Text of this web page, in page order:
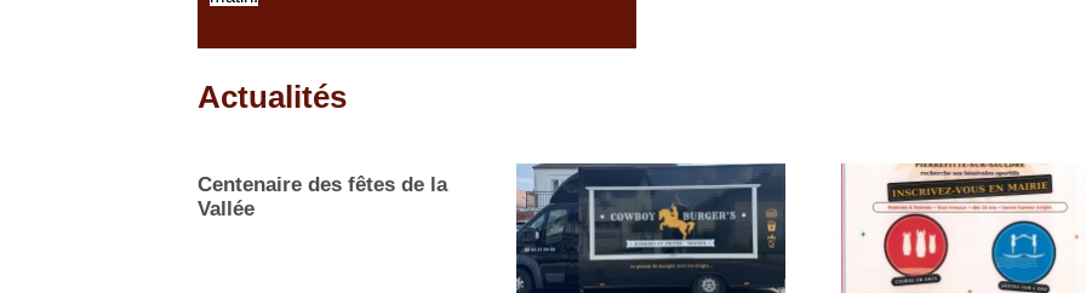
Actualités
Centenaire des fêtes de la
Vallée